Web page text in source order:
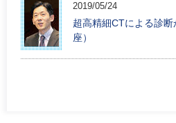
2019/05/24
超高精細CTによる診
座）